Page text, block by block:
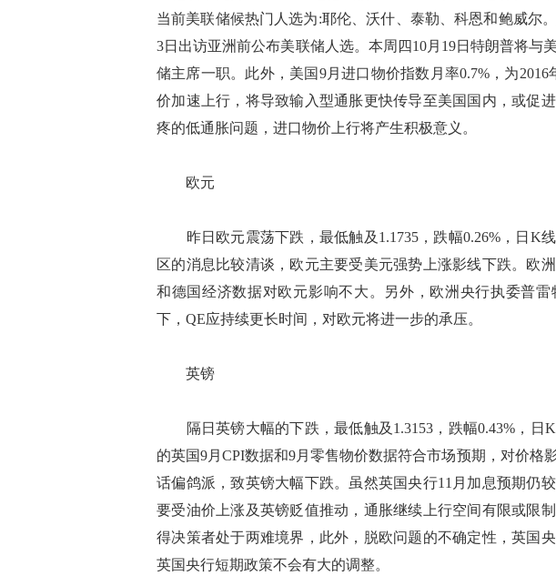
当前美联储候热门人选为:耶伦、沃什、泰勒、科恩和鲍威尔
3日出访亚洲前公布美联储人选。本周四10月19日特朗普将与
储主席一职。此外，美国9月进口物价指数月率0.7%，为
价加速上行，将导致输入型通胀更快传导至美国国内，或促
疼的低通胀问题，进口物价上行将产生积极意义。
欧元
昨日欧元震荡下跌，最低触及1.1735，跌幅0.26%，日K
区的消息比较清谈，欧元主要受美元强势上涨影线下跌。欧
和德国经济数据对欧元影响不大。另外，欧洲央行执委普
下，QE应持续更长时间，对欧元将进一步的承压。
英镑
隔日英镑大幅的下跌，最低触及1.3153，跌幅0.43%，日
的英国9月CPI数据和9月零售物价数据符合市场预期，对价格
话偏鸽派，致英镑大幅下跌。虽然英国央行11月加息预期仍
要受油价上涨及英镑贬值推动，通胀继续上行空间有限或限
得决策者处于两难境界，此外，脱欧问题的不确定性，英国
英国央行短期政策不会有大的调整。